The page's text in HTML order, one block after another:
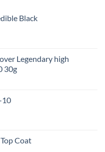
Black
Legendary high
30g
10
Coat